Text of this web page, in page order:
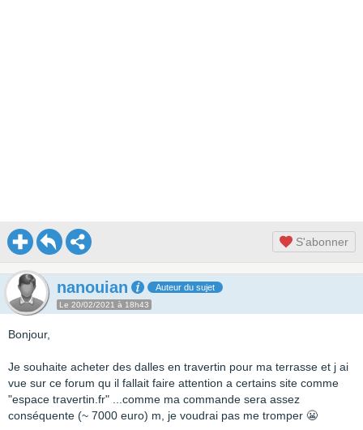
S'abonner
nanouian Auteur du sujet
Le 20/02/2021 à 18h43
Bonjour,
Je souhaite acheter des dalles en travertin pour ma terrasse et j ai
vue sur ce forum qu il fallait faire attention a certains site comme
"espace travertin.fr" ...comme ma commande sera assez
conséquente (~ 7000 euro) m, je voudrai pas me tromper 😬